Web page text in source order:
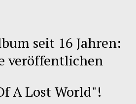
seit 16 Jahren:
veröffentlichen
A Lost World"!